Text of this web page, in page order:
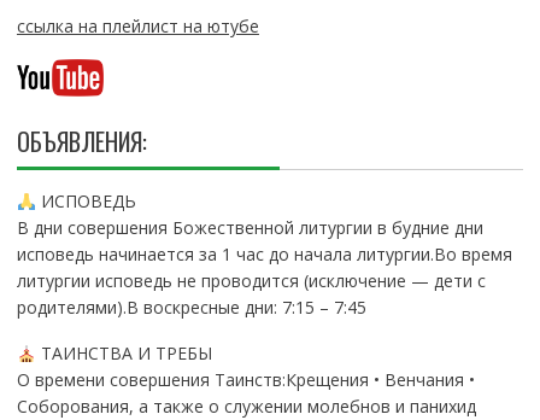
ссылка на плейлист на ютубе
ОБЪЯВЛЕНИЯ:
ИСПОВЕДЬ
В дни совершения Божественной литургии в будние дни
исповедь начинается за 1 час до начала литургии.Во время
литургии исповедь не проводится (исключение — дети с
родителями).В воскресные дни: 7:15 – 7:45
ТАИНСТВА И ТРЕБЫ
О времени совершения Таинств:Крещения • Венчания •
Соборования, а также о служении молебнов и панихид